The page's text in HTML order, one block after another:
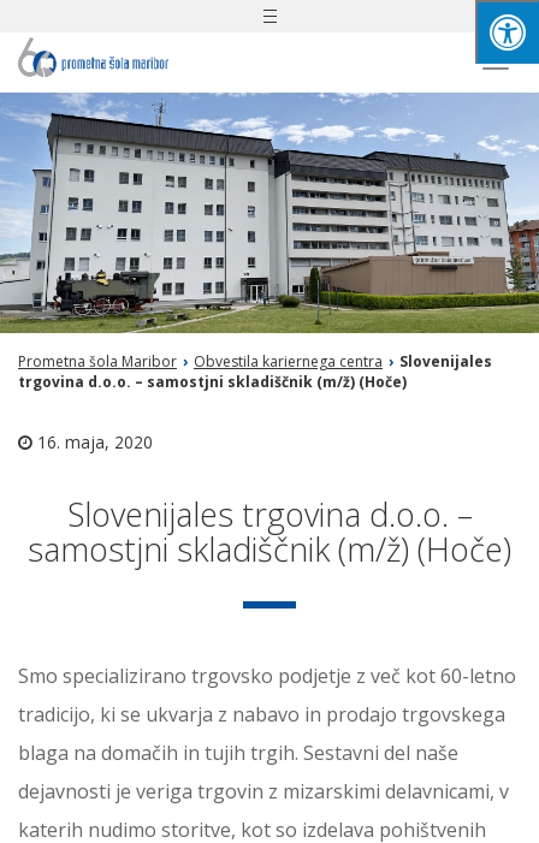
Toggle
Prometna šola Maribor › Obvestila kariernega centra › Slovenijales
trgovina d.o.o. – samostjni skladiščnik (m/ž) (Hoče)
16. maja, 2020
Slovenijales trgovina d.o.o. –
samostjni skladiščnik (m/ž) (Hoče)
Smo specializirano trgovsko podjetje z več kot 60-letno
tradicijo, ki se ukvarja z nabavo in prodajo trgovskega
blaga na domačih in tujih trgih. Sestavni del naše
dejavnosti je veriga trgovin z mizarskimi delavnicami, v
katerih nudimo storitve, kot so izdelava pohištvenih